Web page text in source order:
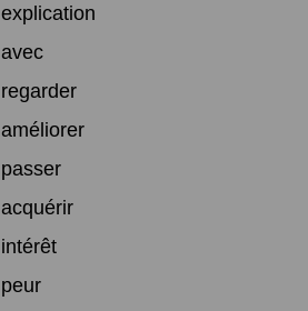
explication
avec
regarder
améliorer
passer
acquérir
intérêt
peur